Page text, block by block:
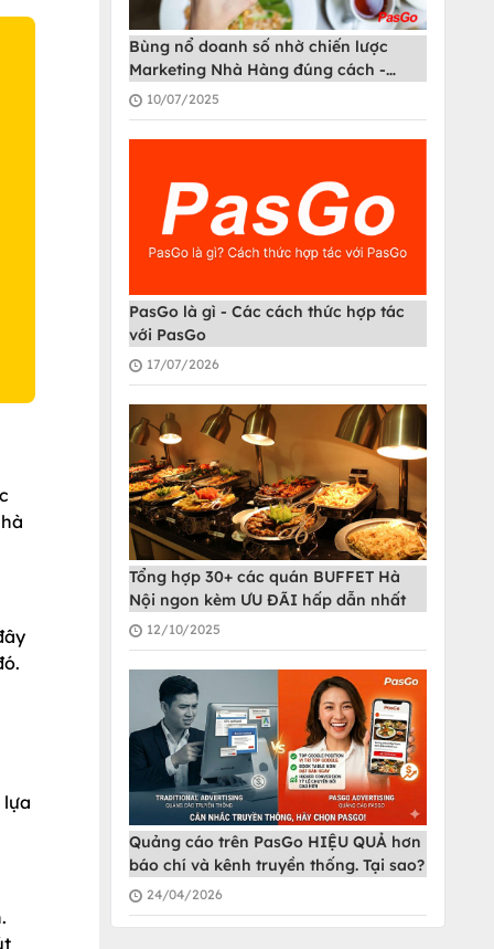
lựa
Bùng nổ doanh số nhờ chiến lược
Marketing Nhà Hàng đúng cách -
PasGo
10/07/2025
PasGo là gì - Các cách thức hợp tác
với PasGo
17/07/2026
Tổng hợp 30+ các quán BUFFET Hà
Nội ngon kèm ƯU ĐÃI hấp dẫn nhất
12/10/2025
Quảng cáo trên PasGo HIỆU QUẢ hơn
báo chí và kênh truyền thống. Tại sao?
24/04/2026